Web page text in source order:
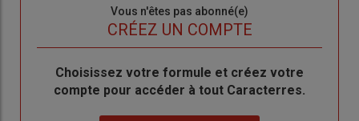
Vous n'êtes pas abonné(e)
CRÉEZ UN COMPTE
BodyChoisissez votre formule et créez votre
compte pour accéder à tout Caracterres.